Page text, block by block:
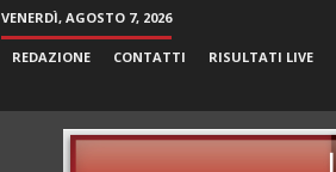
VENERDÌ, AGOSTO 7, 2026
REDAZIONE CONTATTI RISULTATI LIVE